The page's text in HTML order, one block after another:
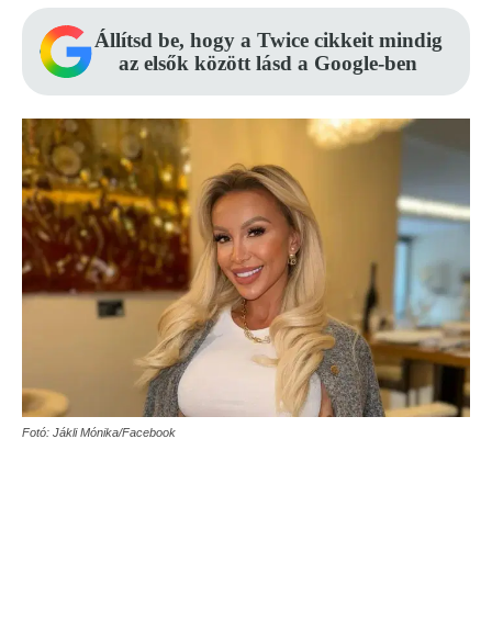
Állítsd be, hogy a Twice cikkeit mindig
az elsők között lásd a Google-ben
Fotó: Jákli Mónika/Facebook